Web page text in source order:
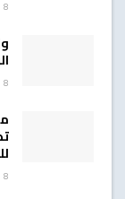
8 أغسطس، 2026
8 أغسطس، 2026
8 أغسطس، 2026